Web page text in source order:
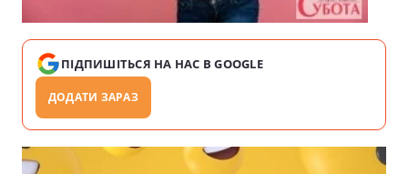
ПІДПИШІТЬСЯ НА НАС В GOOGLE
ДОДАТИ ЗАРАЗ